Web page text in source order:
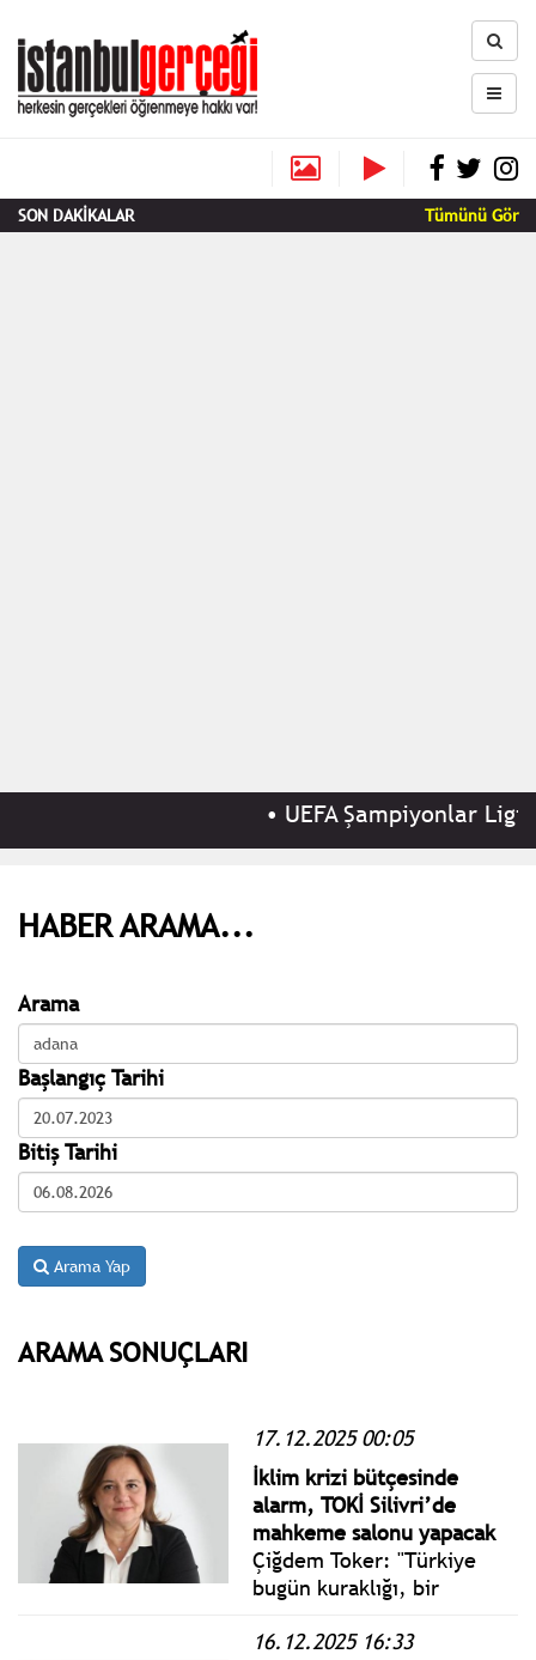
SON DAKİKALAR Tümünü Gör
UEFA Şampiyonlar Ligi
HABER ARAMA...
Arama
Başlangıç Tarihi
Bitiş Tarihi
Arama Yap
ARAMA SONUÇLARI
17.12.2025 00:05
İklim krizi bütçesinde
alarm, TOKİ Silivri’de
mahkeme salonu yapacak
Çiğdem Toker: "Türkiye
bugün kuraklığı, bir
değil günlük hayatın
16.12.2025 16:33